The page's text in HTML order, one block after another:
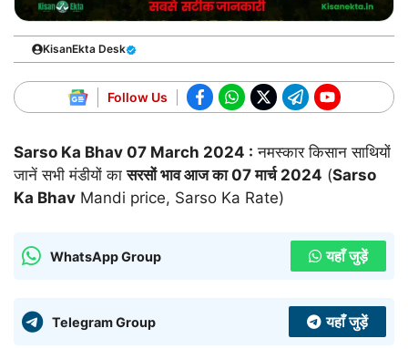
KisanEkta Desk
Follow Us
Sarso Ka Bhav 07 March 2024 : नमस्कार किसान साथियों
जानें सभी मंडीयों कासरसों भाव आज का07 मार्च 2024 (Sarso
Ka Bhav Mandi price, Sarso Ka Rate)
WhatsApp Group यहाँ जुड़ें
Telegram Group यहाँ जुड़ें